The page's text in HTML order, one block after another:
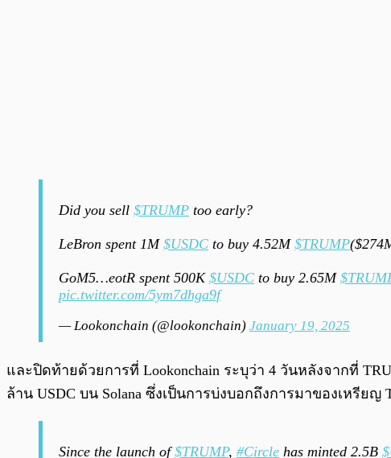
Did you sell $TRUMP too early?
LeBron spent 1M $USDC to buy 4.52M $TRUMP
GoM5…eotR spent 500K $USDC to buy 2.65M
pic.twitter.com/5ym7dhga9f
— Lookonchain (@lookonchain) January 19, 2025
และปิดท้ายด้วยการที่ Lookonchain ระบุว่า 4 วันหลังจากที่
ล้าน USDC บน Solana ซึ่งเป็นการบ่งบอกถึงการมาของเหรีย
Since the launch of$TRUMP, #Circle has minted 2.5B